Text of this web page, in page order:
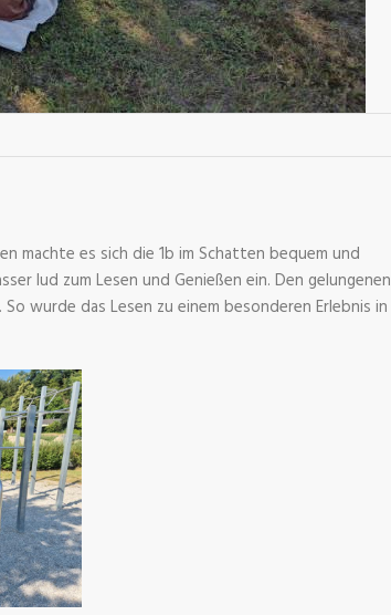
machte es sich die 1b im Schatten bequem und
lud zum Lesen und Genießen ein. Den gelungenen
wurde das Lesen zu einem besonderen Erlebnis in